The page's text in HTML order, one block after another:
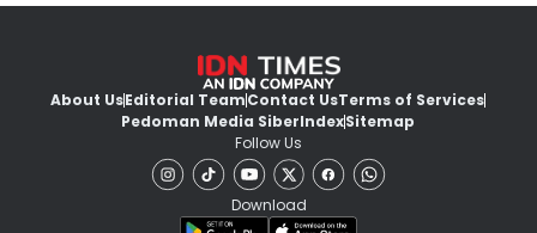
About UsEditorial TeamContact UsTerms of Services
Pedoman Media SiberIndexSitemap
Follow Us
Download